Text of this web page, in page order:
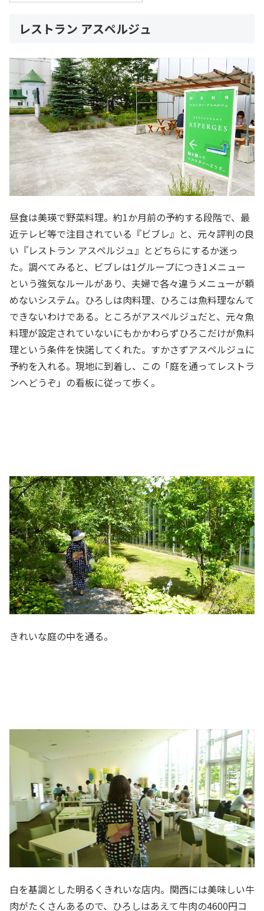
レストラン アスペルジュ
昼食は美瑛で野菜料理。約1か月前の予約する段階で、最
近テレビ等で注目されている『ビブレ』と、元々評判の良
い『レストラン アスペルジュ』とどちらにするか迷っ
た。調べてみると、ビブレは1グループにつき1メニュー
という強気なルールがあり、夫婦で各々違うメニューが頼
めないシステム。ひろしは肉料理、ひろこは魚料理なんて
できないわけである。ところがアスペルジュだと、元々魚
料理が設定されていないにもかかわらずひろこだけが魚料
理という条件を快諾してくれた。すかさずアスペルジュに
予約を入れる。現地に到着し、この「庭を通ってレストラ
ンへどうぞ」の看板に従って歩く。
きれいな庭の中を通る。
白を基調とした明るくきれいな店内。関西には美味しい牛
肉がたくさんあるので、ひろしはあえて牛肉の4600円コ